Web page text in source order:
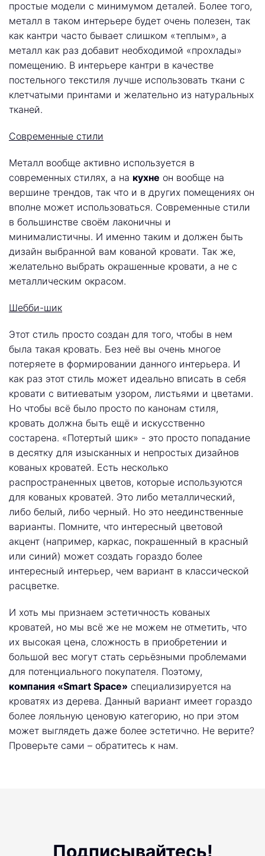
простые модели с минимумом деталей. Более того,
металл в таком интерьере будет очень полезен, так
как кантри часто бывает слишком «теплым», а
металл как раз добавит необходимой «прохлады»
помещению. В интерьере кантри в качестве
постельного текстиля лучше использовать ткани с
клетчатыми принтами и желательно из натуральных
тканей.
Современные стили
Металл вообще активно используется в
современных стилях, а на кухне он вообще на
вершине трендов, так что и в других помещениях он
вполне может использоваться. Современные стили
в большинстве своём лаконичны и
минималистичны. И именно таким и должен быть
дизайн выбранной вам кованой кровати. Так же,
желательно выбрать окрашенные кровати, а не с
металлическим окрасом.
Шебби-шик
Этот стиль просто создан для того, чтобы в нем
была такая кровать. Без неё вы очень многое
потеряете в формировании данного интерьера. И
как раз этот стиль может идеально вписать в себя
кровати с витиеватым узором, листьями и цветами.
Но чтобы всё было просто по канонам стиля,
кровать должна быть ещё и искусственно
состарена. «Потертый шик» - это просто попадание
в десятку для изысканных и непростых дизайнов
кованых кроватей. Есть несколько
распространенных цветов, которые используются
для кованых кроватей. Это либо металлический,
либо белый, либо черный. Но это неединственные
варианты. Помните, что интересный цветовой
акцент (например, каркас, покрашенный в красный
или синий) может создать гораздо более
интересный интерьер, чем вариант в классической
расцветке.
И хоть мы признаем эстетичность кованых
кроватей, но мы всё же не можем не отметить, что
их высокая цена, сложность в приобретении и
большой вес могут стать серьёзными проблемами
для потенциального покупателя. Поэтому,
компания «Smart Space» специализируется на
кроватях из дерева. Данный вариант имеет гораздо
более лояльную ценовую категорию, но при этом
может выглядеть даже более эстетично. Не верите?
Проверьте сами – обратитесь к нам.
Подписывайтесь!